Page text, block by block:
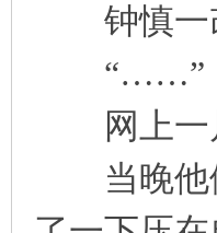
钟慎一改
“……”
网上一
当晚他们